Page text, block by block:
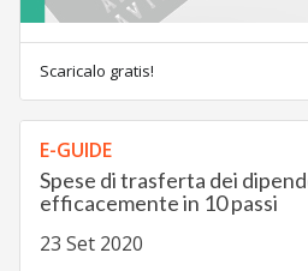
Scaricalo gratis!
E-GUIDE
Spese di trasferta dei
efficacemente in 10 passi
23 Set 2020